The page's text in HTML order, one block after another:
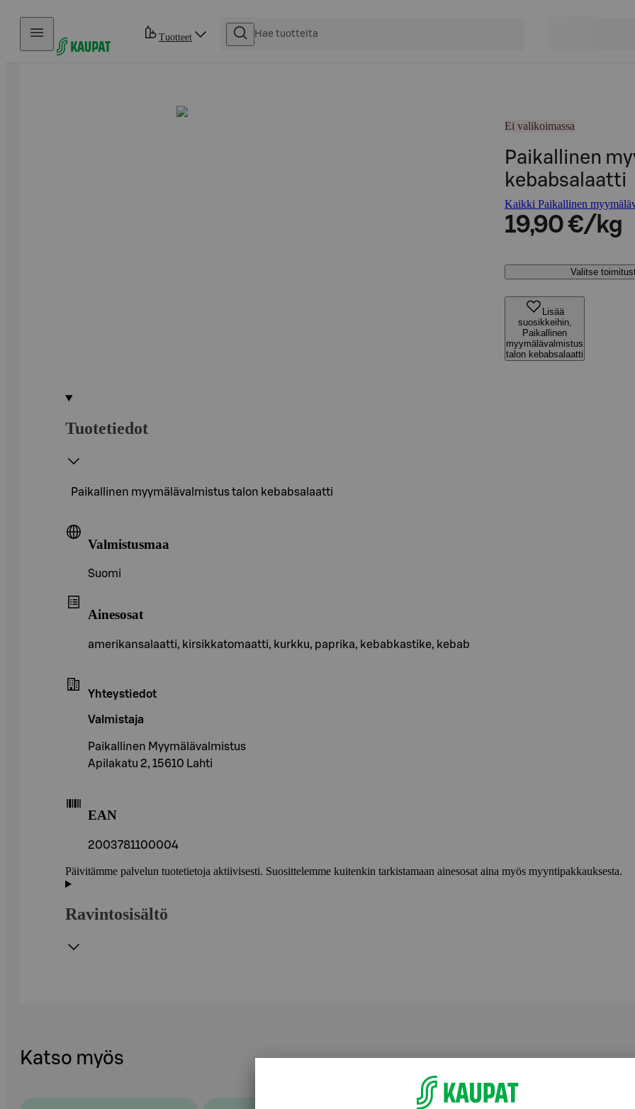
Hyppää sisältöön
Tuotteet
Ei valikoimassa
Paikallinen
kebabsalaatti
Kaikki Paikallinen
19,90 €/kg
Valitse
Lisää
suosikkeihin,
Paikallinen
myymälävalmistus
talon kebabsalaatti
Tuotetiedot
Paikallinen myymälävalmistus talon kebabsalaatti
Valmistusmaa
Suomi
Ainesosat
amerikansalaatti, kirsikkatomaatti, kurkku, paprika, kebabkastike, kebab
Yhteystiedot
Valmistaja
Paikallinen Myymälävalmistus
Apilakatu 2, 15610 Lahti
EAN
2003781100004
Päivitämme palvelun tuotetietoja aktiivisesti. Suosittelemme kuitenkin tarkistamaan ainesosat aina myös myyntipakkauksesta.
Ravintosisältö
Katso myös